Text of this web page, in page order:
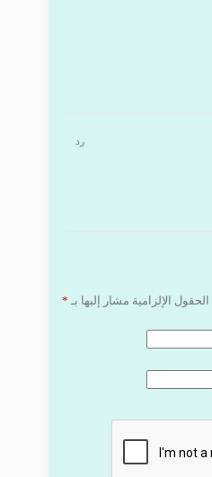
رد
الحقول الإلزامية مشار إليها بـ *